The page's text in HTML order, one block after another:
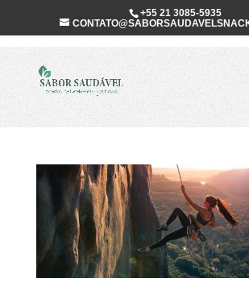
+55 21 3085-5935
principal-
convite-a-